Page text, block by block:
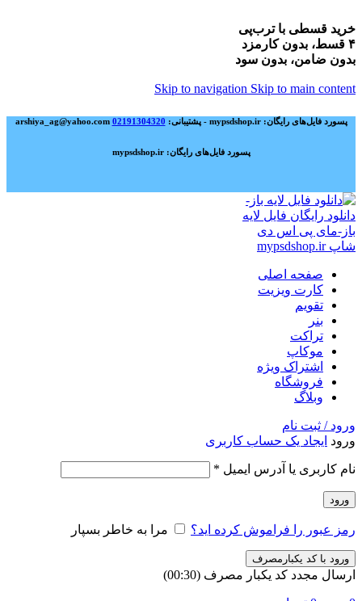
خرید قسطی با ترب‌پی
۴ قسط، بدون کارمزد
بدون ضامن، بدون سود
Skip to navigation Skip to main content
پسورد فایل‌های رایگان: mypsdshop.ir - پشتیبانی: arshiya_ag@yahoo.com 02191304320
پسورد فایل‌های رایگان: mypsdshop.ir
صفحه اصلی
کارت ویزیت
تقویم
بنر
تراکت
موکاپ
اشتراک ویژه
فروشگاه
وبلاگ
ورود / ثبت نام
ورود ایجاد یک حساب کاربری
نام کاربری یا آدرس ایمیل *
ورود
رمز عبور را فراموش کرده اید؟ مرا به خاطر بسپار
ورود با کد یکبارمصرف
ارسال مجدد کد یکبار مصرف (00:
30
)